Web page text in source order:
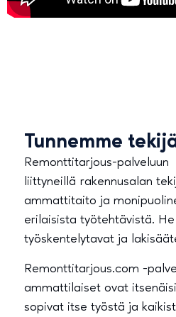
Tunnemme
Remonttitarjous-palveluun
liittyneillä rakennusalan
ammattitaito ja
erilaisista työtehtävistä.
työskentelytavat ja
Remonttitarjous.com -
ammattilaiset ovat
sopivat itse työstä ja